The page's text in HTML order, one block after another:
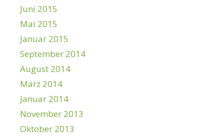
Juni 2015
Mai 2015
Januar 2015
September 2014
August 2014
März 2014
Januar 2014
November 2013
Oktober 2013